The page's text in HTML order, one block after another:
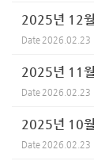
2025년 12월
Date 2026.02.23
2025년 11월
Date 2026.02.23
2025년 10월
Date 2026.02.23